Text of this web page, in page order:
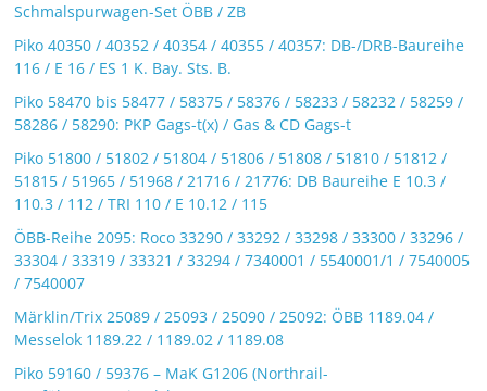
Schmalspurwagen-Set ÖBB / ZB
Piko 40350 / 40352 / 40354 / 40355 / 40357: DB-/DRB-Baureihe
116 / E 16 / ES 1 K. Bay. Sts. B.
Piko 58470 bis 58477 / 58375 / 58376 / 58233 / 58232 / 58259 /
58286 / 58290: PKP Gags-t(x) / Gas & CD Gags-t
Piko 51800 / 51802 / 51804 / 51806 / 51808 / 51810 / 51812 /
51815 / 51965 / 51968 / 21716 / 21776: DB Baureihe E 10.3 /
110.3 / 112 / TRI 110 / E 10.12 / 115
ÖBB-Reihe 2095: Roco 33290 / 33292 / 33298 / 33300 / 33296 /
33304 / 33319 / 33321 / 33294 / 7340001 / 5540001/1 / 7540005
/ 7540007
Märklin/Trix 25089 / 25093 / 25090 / 25092: ÖBB 1189.04 /
Messelok 1189.22 / 1189.02 / 1189.08
Piko 59160 / 59376 – MaK G1206 (Northrail-